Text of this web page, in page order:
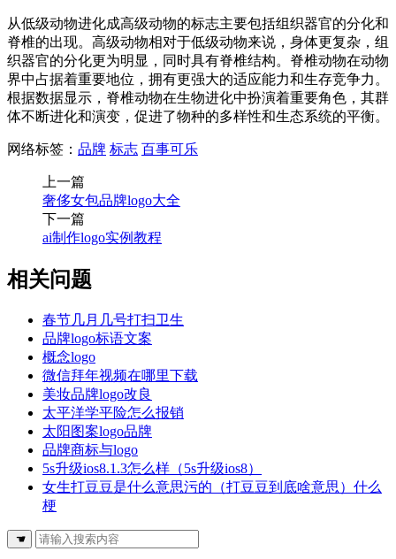
从低级动物进化成高级动物的标志主要包括组织器官的分化和
脊椎的出现。高级动物相对于低级动物来说，身体更复杂，组
织器官的分化更为明显，同时具有脊椎结构。脊椎动物在动物
界中占据着重要地位，拥有更强大的适应能力和生存竞争力。
根据数据显示，脊椎动物在生物进化中扮演着重要角色，其群
体不断进化和演变，促进了物种的多样性和生态系统的平衡。
网络标签： 品牌 标志 百事可乐
上一篇
奢侈女包品牌logo大全
下一篇
ai制作logo实例教程
相关问题
春节几月几号打扫卫生
品牌logo标语文案
概念logo
微信拜年视频在哪里下载
美妆品牌logo改良
太平洋学平险怎么报销
太阳图案logo品牌
品牌商标与logo
5s升级ios8.1.3怎么样（5s升级ios8）
女生打豆豆是什么意思污的（打豆豆到底啥意思）什么
梗
☚